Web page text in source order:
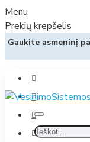
Menu
Prekių krepšelis
Gaukite asmeninį